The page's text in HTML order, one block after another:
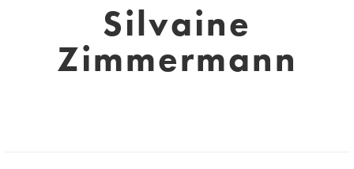
Silvaine
Zimmermann